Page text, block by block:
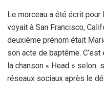
Le morceau a été écrit
voyait à San Francisco,
deuxième prénom était
son acte de baptême.
la chanson « Head »
réseaux sociaux après le